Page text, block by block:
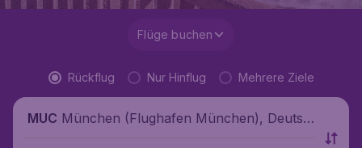
Flüge buchen
Rückflug Nur Hinflug Mehrere Ziele
MUC München (Flughafen München), Deutsc